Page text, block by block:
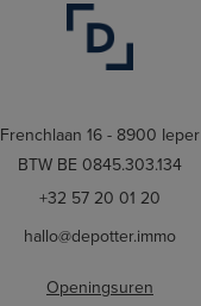
Frenchlaan 16 - 8900 Ieper
BTW BE 0845.303.134
+32 57 20 01 20
hallo@depotter.immo
Openingsuren